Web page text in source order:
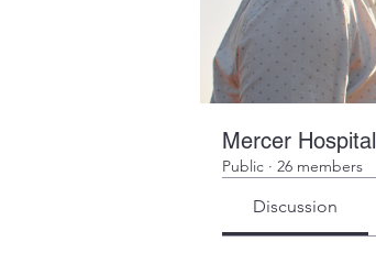
Mercer
Public · 26 members
Discussion